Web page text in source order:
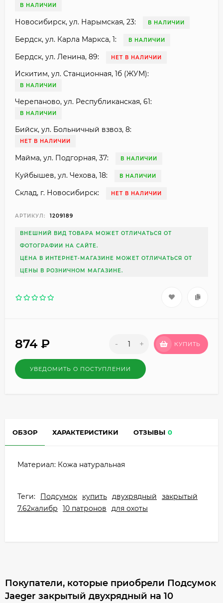
В НАЛИЧИИ
Новосибирск, ул. Нарымская, 23: В НАЛИЧИИ
Бердск, ул. Карла Маркса, 1: В НАЛИЧИИ
Бердск, ул. Ленина, 89: НЕТ В НАЛИЧИИ
Искитим, ул. Станционная, 1б (ЖУМ):
В НАЛИЧИИ
Черепаново, ул. Республиканская, 61:
В НАЛИЧИИ
Бийск, ул. Больничный взвоз, 8:
НЕТ В НАЛИЧИИ
Майма, ул. Подгорная, 37: В НАЛИЧИИ
Куйбышев, ул. Чехова, 18: В НАЛИЧИИ
Склад, г. Новосибирск: НЕТ В НАЛИЧИИ
АРТИКУЛ: 1209189
ВНЕШНИЙ ВИД ТОВАРА МОЖЕТ ОТЛИЧАТЬСЯ ОТ
ФОТОГРАФИИ НА САЙТЕ.
ЦЕНА В ИНТЕРНЕТ-МАГАЗИНЕ МОЖЕТ ОТЛИЧАТЬСЯ ОТ
ЦЕНЫ В РОЗНИЧНОМ МАГАЗИНЕ.
874 ₽ - + КУПИТЬ
УВЕДОМИТЬ О ПОСТУПЛЕНИИ
ОБЗОР ХАРАКТЕРИСТИКИ ОТЗЫВЫ 0
Материал: Кожа натуральная
Теги: Подсумок купить двухрядный
закрытый
7.62калибр
10 патронов для охоты
Покупатели, которые приобрели Подсумок
Jaeger закрытый двухрядный на 10